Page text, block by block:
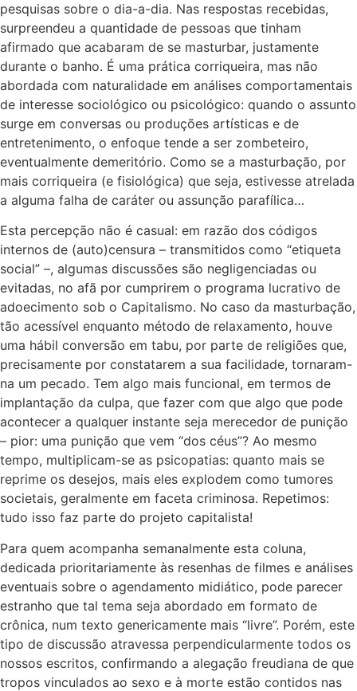
pesquisas sobre o dia-a-dia. Nas respostas recebidas,
surpreendeu a quantidade de pessoas que tinham
afirmado que acabaram de se masturbar, justamente
durante o banho. É uma prática corriqueira, mas não
abordada com naturalidade em análises comportamentais
de interesse sociológico ou psicológico: quando o assunto
surge em conversas ou produções artísticas e de
entretenimento, o enfoque tende a ser zombeteiro,
eventualmente demeritório. Como se a masturbação, por
mais corriqueira (e fisiológica) que seja, estivesse atrelada
a alguma falha de caráter ou assunção parafílica…
Esta percepção não é casual: em razão dos códigos
internos de (auto)censura – transmitidos como “etiqueta
social” –, algumas discussões são negligenciadas ou
evitadas, no afã por cumprirem o programa lucrativo de
adoecimento sob o Capitalismo. No caso da masturbação,
tão acessível enquanto método de relaxamento, houve
uma hábil conversão em tabu, por parte de religiões que,
precisamente por constatarem a sua facilidade, tornaram-
na um pecado. Tem algo mais funcional, em termos de
implantação da culpa, que fazer com que algo que pode
acontecer a qualquer instante seja merecedor de punição
– pior: uma punição que vem “dos céus”? Ao mesmo
tempo, multiplicam-se as psicopatias: quanto mais se
reprime os desejos, mais eles explodem como tumores
societais, geralmente em faceta criminosa. Repetimos:
tudo isso faz parte do projeto capitalista!
Para quem acompanha semanalmente esta coluna,
dedicada prioritariamente às resenhas de filmes e análises
eventuais sobre o agendamento midiático, pode parecer
estranho que tal tema seja abordado em formato de
crônica, num texto genericamente mais “livre”. Porém, este
tipo de discussão atravessa perpendicularmente todos os
nossos escritos, confirmando a alegação freudiana de que
tropos vinculados ao sexo e à morte estão contidos nas